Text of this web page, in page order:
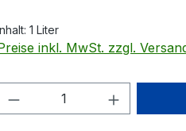
1 Liter
inkl. MwSt. zzgl.
Produkt Anzahl: